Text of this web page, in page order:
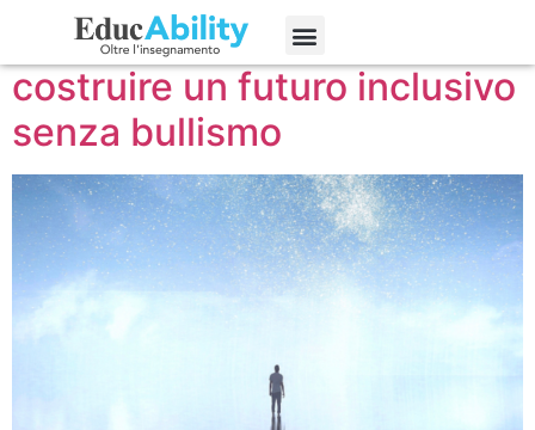
Dalla scuola alla società:
costruire un futuro inclusivo
senza bullismo